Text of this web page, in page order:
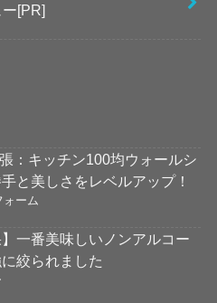
[PR]
：キッチン100均ウォールシ
と美しさをレベルアップ！
ォーム
】一番美味しいノンアルコー
絞られました